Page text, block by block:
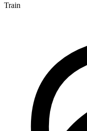
Train